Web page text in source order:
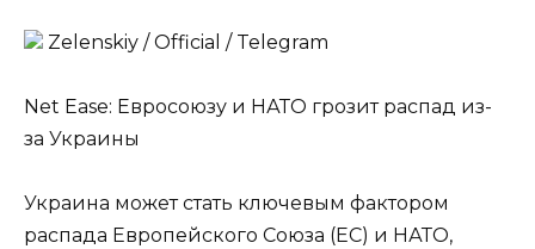
Zеlеnskiу / Оfficiаl / Telegram
Net Ease: Евросоюзу и НАТО грозит распад из-
за Украины
Украина может стать ключевым фактором
распада Европейского Союза (ЕС) и НАТО,